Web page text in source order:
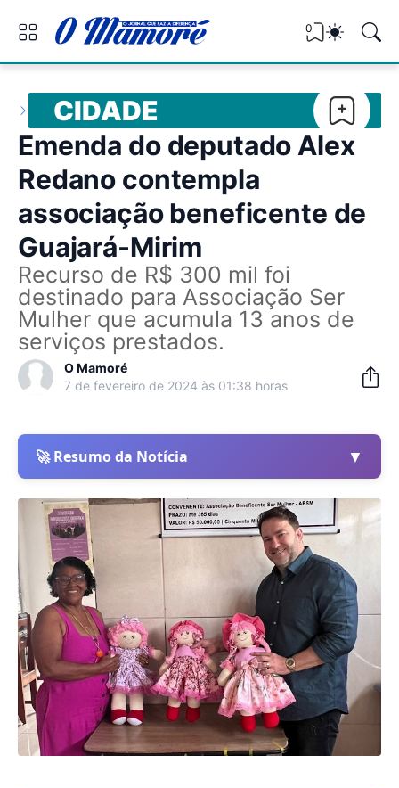
0
CIDADE
Emenda do deputado Alex
Redano contempla
associação beneficente de
Guajará-Mirim
Recurso de R$ 300 mil foi
destinado para Associação Ser
Mulher que acumula 13 anos de
serviços prestados.
O Mamoré
7 de fevereiro de 2024 às 01:38 horas
🚀 Resumo da Notícia ▼